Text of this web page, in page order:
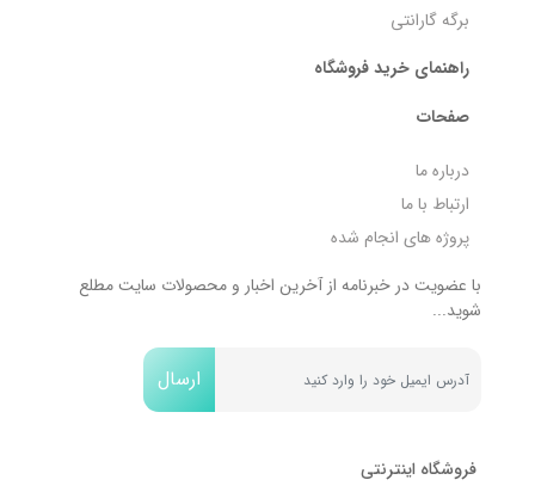
برگه گارانتی
راهنمای خرید فروشگاه
صفحات
درباره ما
ارتباط با ما
پروژه های انجام شده
با عضویت در خبرنامه از آخرین اخبار و محصولات سایت مطلع
شوید...
ارسال
فروشگاه اینترنتی